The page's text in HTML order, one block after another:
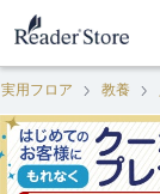
用フロア 教養